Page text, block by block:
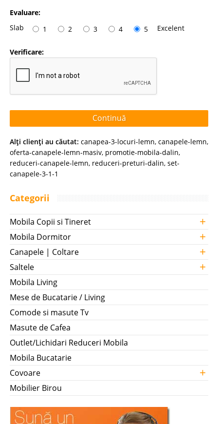
Evaluare:
Slab
1 2 3 4 5 Excelent
Verificare:
Continuă
Alţi clienţi au căutat: canapea-3-locuri-lemn, canapele-lemn,
oferta-canapele-lemn-masiv, promotie-mobila-dalin,
reduceri-canapele-lemn, reduceri-preturi-dalin, set-
canapele-3-1-1
Categorii
Mobila Copii si Tineret +
Mobila Dormitor +
Canapele | Coltare +
Saltele +
Mobila Living
Mese de Bucatarie / Living
Comode si masute Tv
Masute de Cafea
Outlet/Lichidari Reduceri Mobila
Mobila Bucatarie
Covoare
+
Mobilier Birou